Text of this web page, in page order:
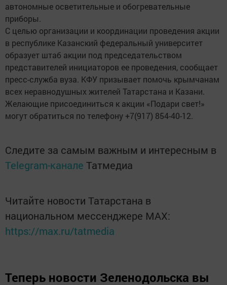
автономные осветительные и обогревательные
приборы.
С целью организации и координации проведения акции
в республике Казанский федеральный университет
образует штаб акции под председательством
представителей инициаторов ее проведения, сообщает
пресс-служба вуза. КФУ призывает помочь крымчанам
всех неравнодушных жителей Татарстана и Казани.
Желающие присоединиться к акции «Подари свет!»
могут обратиться по телефону +7(917) 854-40-12.
Следите за самым важным и интересным в
Telegram-канале Татмедиа
Читайте новости Татарстана в
национальном мессенджере MАХ:
https://max.ru/tatmedia
Теперь новости Зеленодольска вы